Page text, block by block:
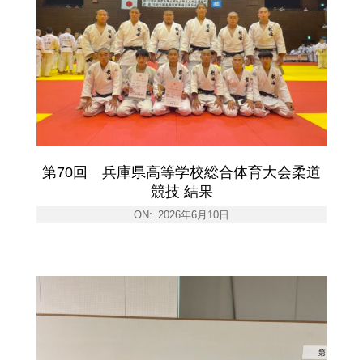
第70回 兵庫県高等学校総合体育大会柔道
競技 結果
ON: 2026年6月10日